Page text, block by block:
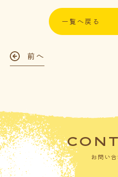
一覧へ戻る
前へ
お問い合